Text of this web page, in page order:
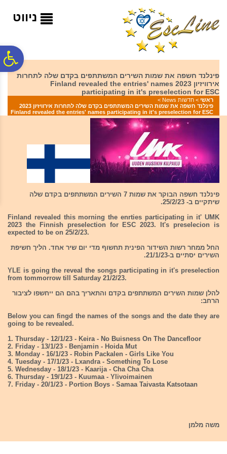
המרכזי
ניווט
פינלנד חשפה את שמות השירים המשתתפים בקדם שלה לתחרות
אירוויזיון 2023 Finland revealed the entries' names
participating in it's preselection for ESC
ראשי > חדשות News
>
פינלנד חשפה את שמות השירים המשתתפים בקדם שלה לתחרות אירוויזיון 2023
Finland revealed the entries' names participating in it's preselection for ESC
פינלנד חשפה הבוקר את שמות 7 השירים המשתתפים בקדם שלה
שיתקיים ב- 25/2/23.
Finland revealed this morning the enrties participating in it' UMK
2023 the Finnish preselection for ESC 2023. It's preselecion is
expected to be on 25/2/23.
החל ממחר רשות השידור הפינית תחשוף מדי יום שיר אחד. הליך חשיפת
השירים יסתיים ב-21/1/23.
YLE is going the reveal the songs participating in it's preselection
from tommorrow till Saturday 21/2/23.
להלן שמות השירים המשתתפים בקדם והתאריך בהם הם ייחשפו לציבור
הרחב:
Below you can fingd the names of the songs and the date they are
going to be revealed.
1. Thursday - 12/1/23 - Keira - No Buisness On The Dancefloor
2. Friday - 13/1/23 - Benjamin - Hoida Mut
3. Monday - 16/1/23 - Robin Packalen - Girls Like You
4. Tuesday - 17/1/23 - Lxandra - Something To Lose
5. Wednesday - 18/1/23 - Kaarija - Cha Cha Cha
6. Thursday - 19/1/23 - Kuumaa - Ylivoimainen
7. Friday - 20/1/23 - Portion Boys - Samaa Taivasta Katsotaan
משה מלמן